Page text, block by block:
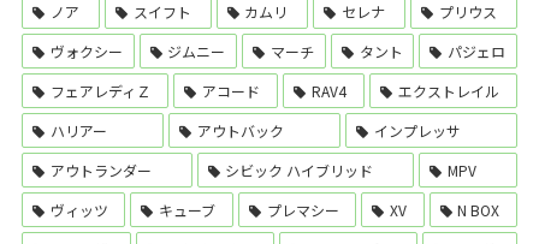
ノア
スイフト カムリ セレナ
プリウス
ヴォクシー
ジムニー マーチ タント
パジェロ
フェアレディＺ
アコード RAV4
エクストレイル
ハリアー
アウトバック
インプレッサ
アウトランダー
シビック ハイブリッド
MPV
ヴィッツ
キューブ プレマシー XV
N BOX